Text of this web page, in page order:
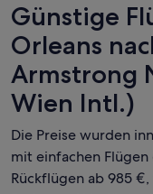
Günstige
Orleans
Armstrong
Wien Intl.)
Die Preise wurden
mit einfachen
Rückflügen ab 985